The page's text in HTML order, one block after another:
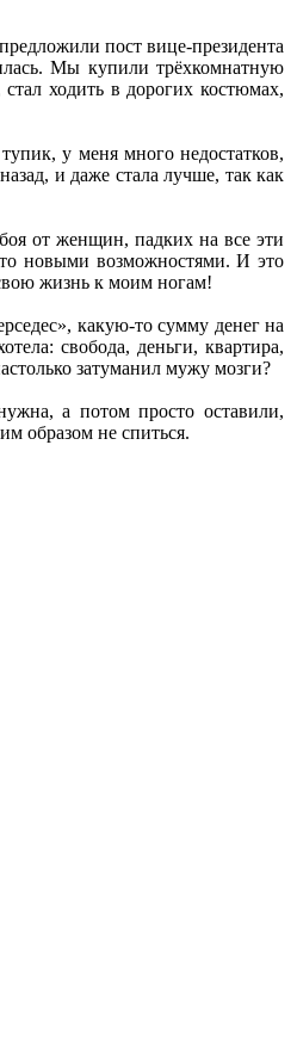
пост вице-президента
Мы купили трёхкомнатную
ходить в дорогих костюмах,
у меня много недостатков,
и даже стала лучше, так как
от женщин, падких на все эти
новыми возможностями. И это
жизнь к моим ногам!
какую-то сумму денег на
свобода, деньги, квартира,
затуманил мужу мозги?
а потом просто оставили,
образом не спиться.